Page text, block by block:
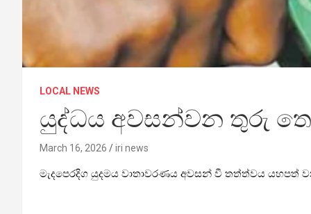
LOCAL NEWS
යුද්ධය අවසන්වන තුරු
March 16, 2026 iri news
මැදපෙරදිග යුදමය වාතාවරණය අවසන් වී තත්ත්වය යහපත්